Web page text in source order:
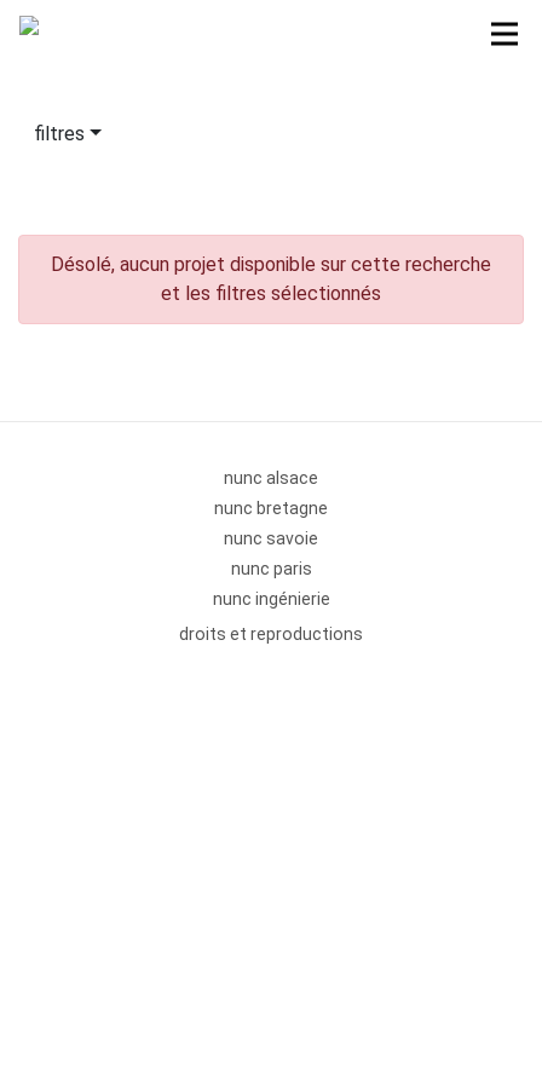
filtres
Désolé, aucun projet disponible sur cette recherche
et les filtres sélectionnés
nunc alsace
nunc bretagne
nunc savoie
nunc paris
nunc ingénierie
droits et reproductions